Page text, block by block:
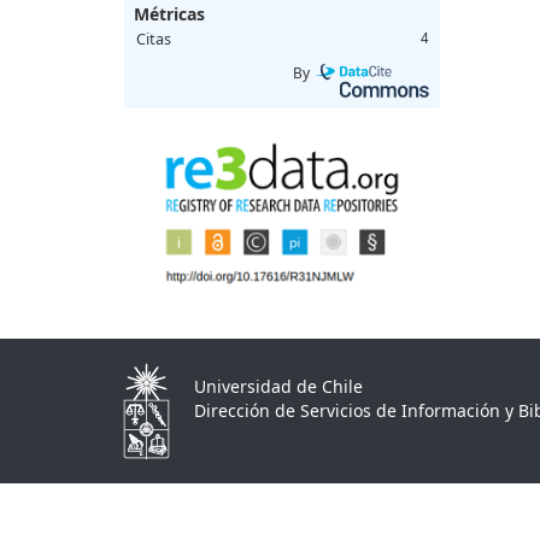
Métricas
Citas 4
By
Universidad de Chile
Dirección de Servicios de Información y